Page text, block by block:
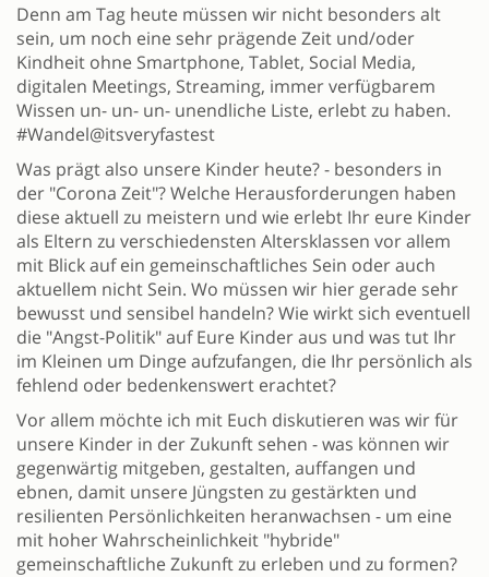
Denn am Tag heute müssen wir nicht besonders alt
sein, um noch eine sehr prägende Zeit und/oder
Kindheit ohne Smartphone, Tablet, Social Media,
digitalen Meetings, Streaming, immer verfügbarem
Wissen un- un- un- unendliche Liste, erlebt zu haben.
#Wandel@itsveryfastest
Was prägt also unsere Kinder heute? - besonders in
der "Corona Zeit"? Welche Herausforderungen haben
diese aktuell zu meistern und wie erlebt Ihr eure Kinder
als Eltern zu verschiedensten Altersklassen vor allem
mit Blick auf ein gemeinschaftliches Sein oder auch
aktuellem nicht Sein. Wo müssen wir hier gerade sehr
bewusst und sensibel handeln? Wie wirkt sich eventuell
die "Angst-Politik" auf Eure Kinder aus und was tut Ihr
im Kleinen um Dinge aufzufangen, die Ihr persönlich als
fehlend oder bedenkenswert erachtet?
Vor allem möchte ich mit Euch diskutieren was wir für
unsere Kinder in der Zukunft sehen - was können wir
gegenwärtig mitgeben, gestalten, auffangen und
ebnen, damit unsere Jüngsten zu gestärkten und
resilienten Persönlichkeiten heranwachsen - um eine
mit hoher Wahrscheinlichkeit "hybride"
gemeinschaftliche Zukunft zu erleben und zu formen?